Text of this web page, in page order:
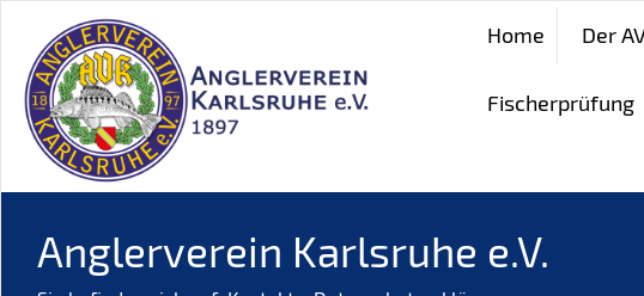
Home Der
Fischerprüfung
Anglerverein Karlsruhe e.V.